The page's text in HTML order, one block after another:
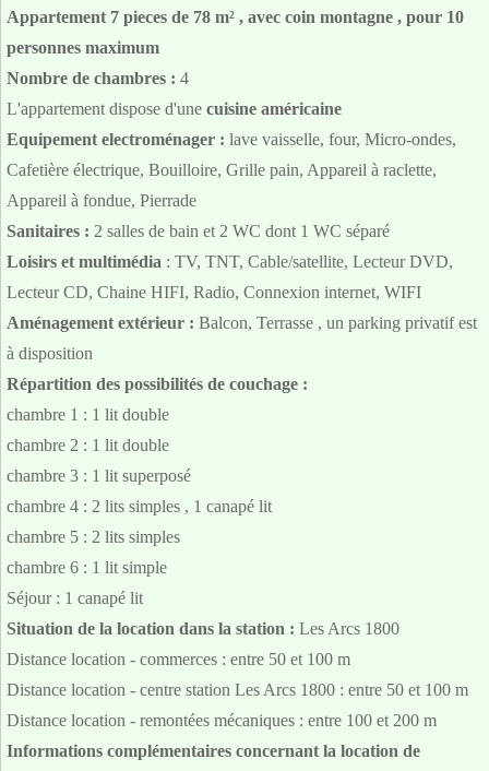
Appartement 7 pieces de 78 m² , avec coin montagne , pour 10
personnes maximum
Nombre de chambres : 4
L'appartement dispose d'une cuisine américaine
Equipement electroménager : lave vaisselle, four, Micro-ondes,
Cafetière électrique, Bouilloire, Grille pain, Appareil à raclette,
Appareil à fondue, Pierrade
Sanitaires : 2 salles de bain et 2 WC dont 1 WC séparé
Loisirs et multimédia : TV, TNT, Cable/satellite, Lecteur DVD,
Lecteur CD, Chaine HIFI, Radio, Connexion internet, WIFI
Aménagement extérieur : Balcon, Terrasse , un parking privatif est
à disposition
Répartition des possibilités de couchage :
chambre 1 : 1 lit double
chambre 2 : 1 lit double
chambre 3 : 1 lit superposé
chambre 4 : 2 lits simples , 1 canapé lit
chambre 5 : 2 lits simples
chambre 6 : 1 lit simple
Séjour : 1 canapé lit
Situation de la location dans la station : Les Arcs 1800
Distance location - commerces : entre 50 et 100 m
Distance location - centre station Les Arcs 1800 : entre 50 et 100 m
Distance location - remontées mécaniques : entre 100 et 200 m
Informations complémentaires concernant la location de